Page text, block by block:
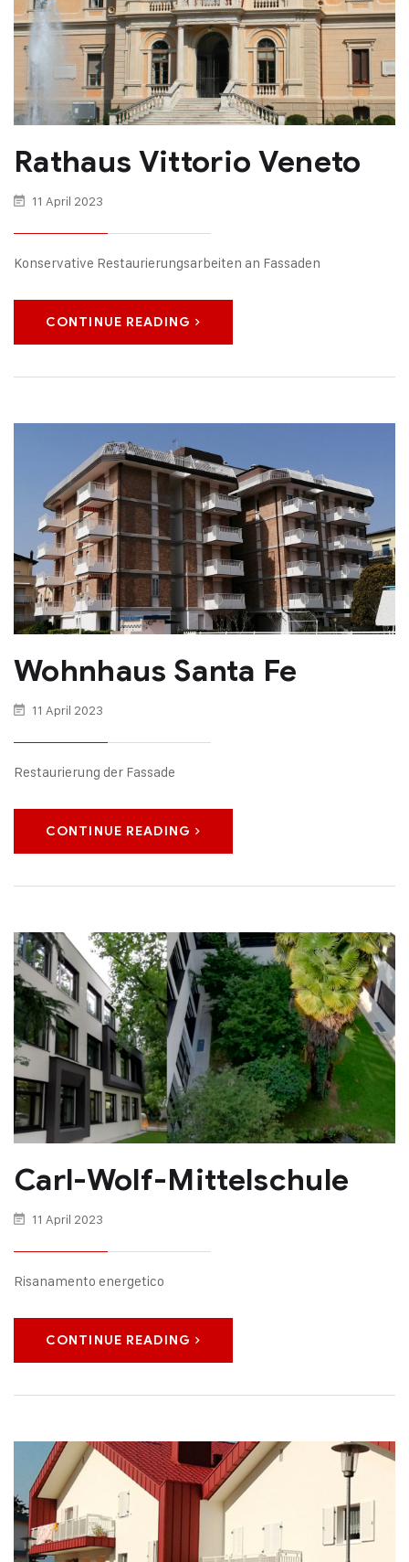
Rathaus Vittorio Veneto
11 April 2023
Konservative Restaurierungsarbeiten an Fassaden
CONTINUE READING
Wohnhaus Santa Fe
11 April 2023
Restaurierung der Fassade
CONTINUE READING
Carl-Wolf-Mittelschule
11 April 2023
Risanamento energetico
CONTINUE READING